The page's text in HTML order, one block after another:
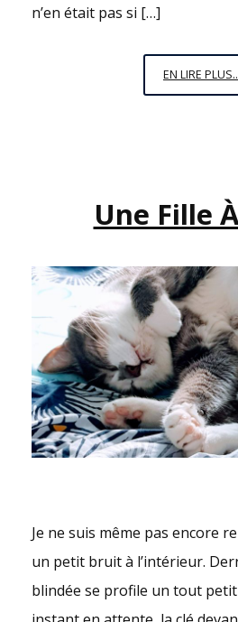
n’en était pas si […]
EN LIRE
Une Fille
Je ne suis même pas encore
un petit bruit à l’intérieur.
blindée se profile un tout petit